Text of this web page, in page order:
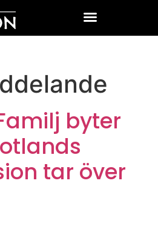
byter
tar över